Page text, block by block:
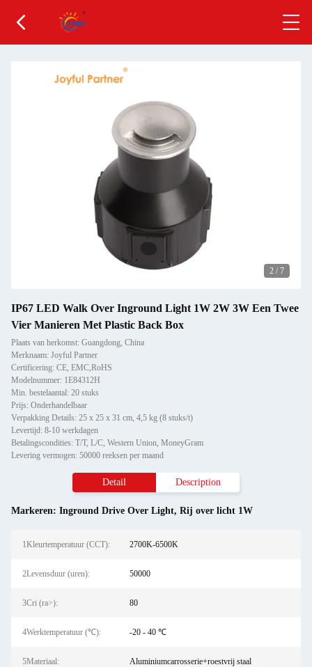
2 / 7
IP67 LED Walk Over Inground Light 1W 2W 3W Een Twee
Vier Manieren Met Plastic Back Box
Plaats van herkomst: Guangdong, China
Merknaam: Joyful Partner
Certificering: CE, EMC,RoHS
Modelnummer: 1E84312H
Min. bestelaantal: 20 stuks
Prijs: Onderhandelbaar
Verpakking Details: 25 x 25 x 31 cm, 4,5 kg (8 stuks/t)
Levertijd: 8-10 werkdagen
Betalingscondities: T/T, L/C, Western Union, MoneyGram
Levering vermogen: 50000 reeksen per maand
Detail Description
Markeren: Inground Drive Over Light, Rij over licht 1W
1Kleurtemperatuur (CCT): 2700K-6500K
2Levensduur (uren): 50000
3Cri (ra>): 80
4Werktemperatuur (℃): -20 - 40 ℃
5Materiaal: Aluminiumcarrosserie+roestvrij staal